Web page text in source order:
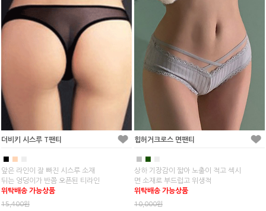
더비키 시스루 T팬티
■ ■
앞은 라인이 잘 빠진 시스루 소재
뒤는 엉덩이가 반쯤 오픈된 티라인
위탁배송 가능상품
15,400원
힙허거크로스 면팬티
■ ■
상하 기장감이 짧아 노출이 적고 섹시
면 소재로 부드럽고 위생적
위탁배송 가능상품
10,000원